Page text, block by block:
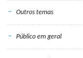
Outros temas
Público em geral